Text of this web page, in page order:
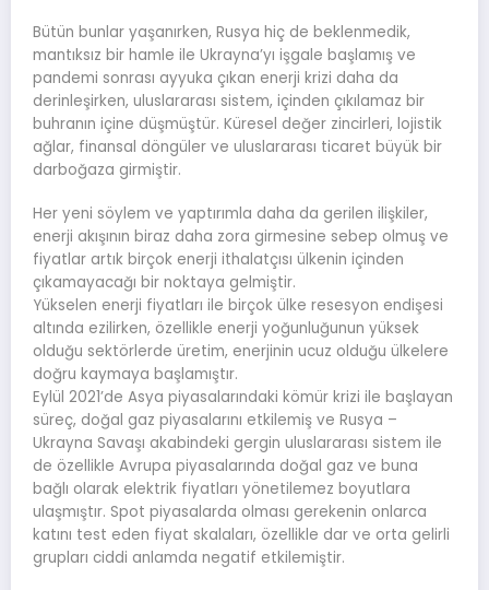
Bütün bunlar yaşanırken, Rusya hiç de beklenmedik,
mantıksız bir hamle ile Ukrayna’yı işgale başlamış ve
pandemi sonrası ayyuka çıkan enerji krizi daha da
derinleşirken, uluslararası sistem, içinden çıkılamaz bir
buhranın içine düşmüştür. Küresel değer zincirleri, lojistik
ağlar, finansal döngüler ve uluslararası ticaret büyük bir
darboğaza girmiştir.
Her yeni söylem ve yaptırımla daha da gerilen ilişkiler,
enerji akışının biraz daha zora girmesine sebep olmuş ve
fiyatlar artık birçok enerji ithalatçısı ülkenin içinden
çıkamayacağı bir noktaya gelmiştir.
Yükselen enerji fiyatları ile birçok ülke resesyon endişesi
altında ezilirken, özellikle enerji yoğunluğunun yüksek
olduğu sektörlerde üretim, enerjinin ucuz olduğu ülkelere
doğru kaymaya başlamıştır.
Eylül 2021’de Asya piyasalarındaki kömür krizi ile başlayan
süreç, doğal gaz piyasalarını etkilemiş ve Rusya –
Ukrayna Savaşı akabindeki gergin uluslararası sistem ile
de özellikle Avrupa piyasalarında doğal gaz ve buna
bağlı olarak elektrik fiyatları yönetilemez boyutlara
ulaşmıştır. Spot piyasalarda olması gerekenin onlarca
katını test eden fiyat skalaları, özellikle dar ve orta gelirli
grupları ciddi anlamda negatif etkilemiştir.